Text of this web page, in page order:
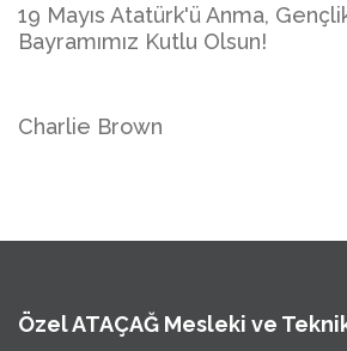
19 Mayıs Atatürk'ü Anma,
Bayramımız Kutlu Olsun!
Charlie Brown
Özel ATAÇAĞ Mesleki ve